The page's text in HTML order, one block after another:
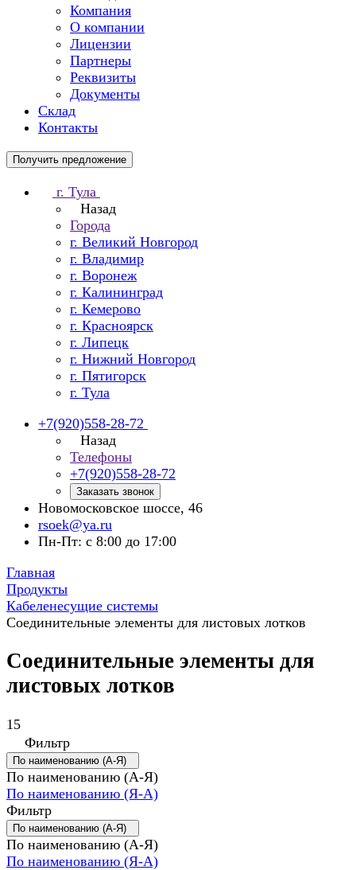
Компания
О компании
Лицензии
Партнеры
Реквизиты
Документы
Склад
Контакты
Получить предложение
г. Тула
Назад
Города
г. Великий Новгород
г. Владимир
г. Воронеж
г. Калининград
г. Кемерово
г. Красноярск
г. Липецк
г. Нижний Новгород
г. Пятигорск
г. Тула
+7(920)558-28-72
Назад
Телефоны
+7(920)558-28-72
Заказать звонок
Новомосковское шоссе, 46
rsoek@ya.ru
Пн-Пт: с 8:00 до 17:00
Главная
Продукты
Кабеленесущие системы
Соединительные элементы для листовых лотков
Соединительные элементы для
листовых лотков
15
Фильтр
По наименованию (А-Я)
По наименованию (А-Я)
По наименованию (Я-А)
Фильтр
По наименованию (А-Я)
По наименованию (А-Я)
По наименованию (Я-А)